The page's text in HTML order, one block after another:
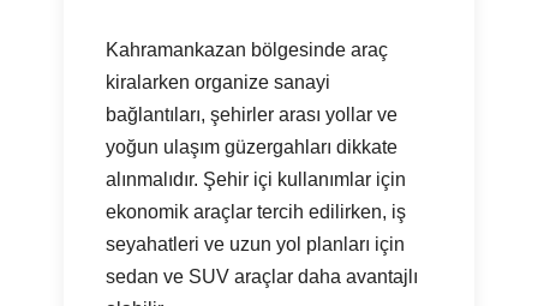
Kahramankazan bölgesinde araç
kiralarken organize sanayi
bağlantıları, şehirler arası yollar ve
yoğun ulaşım güzergahları dikkate
alınmalıdır. Şehir içi kullanımlar için
ekonomik araçlar tercih edilirken, iş
seyahatleri ve uzun yol planları için
sedan ve SUV araçlar daha avantajlı